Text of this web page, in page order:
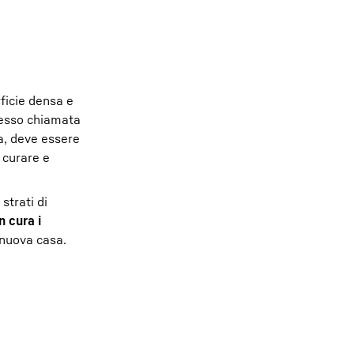
densa e
chiamata
deve essere
e
strati di
cura i
casa.